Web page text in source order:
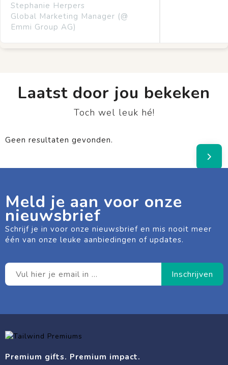
Stephanie Herpers
Global Marketing Manager (@
Emmi Group AG)
Laatst door jou bekeken
Toch wel leuk hé!
Geen resultaten gevonden.
Meld je aan voor onze
nieuwsbrief
Schrijf je in voor onze nieuwsbrief en mis nooit meer
één van onze leuke aanbiedingen of updates.
Premium gifts. Premium impact.